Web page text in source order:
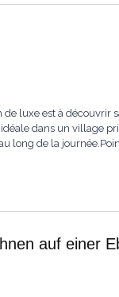
luxe est à découvrir
dans un village
long de la
auf einer